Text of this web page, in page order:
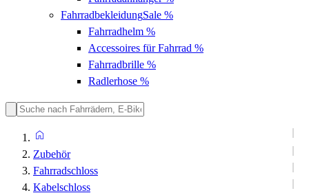
FahrradbekleidungSale %
Fahrradhelm %
Accessoires für Fahrrad %
Fahrradbrille %
Radlerhose %
Zubehör
Fahrradschloss
Kabelschloss